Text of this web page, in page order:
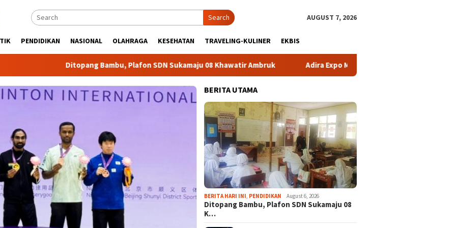
Search AUGUST 7, 2026
PENDIDIKAN NASIONAL OLAHRAGA KESEHATAN TRAVELING-KULINER EKBIS
Ditopang Bambu, Plafon SDN Sukamaju 08 Khawatir Ambruk Adira Expo Merdeka Tawarkan Bunga 1,76 Persen
BERITA UTAMA
BERITA HARI INI PENDIDIKAN August 6, 2026
Ditopang Bambu, Plafon SDN Sukamaju 08
K…